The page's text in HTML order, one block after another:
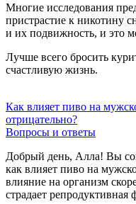
Многие исследования
пристрастие к никотину
и их подвижность, и это
Лучше всего бросить
счастливую жизнь.
Как влияет пиво на
отрицательно?
Вопросы и ответы
Добрый день, Алла! Вы
как влияет пиво на
влияние на организм
страдает репродуктивная